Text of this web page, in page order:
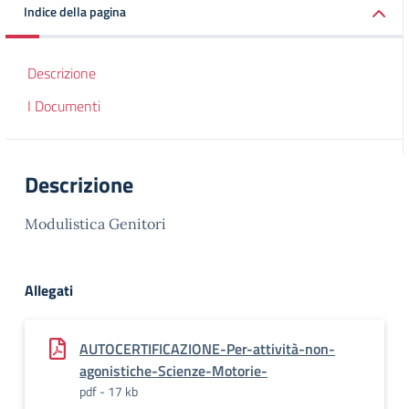
Indice della pagina
Descrizione
I Documenti
Descrizione
Modulistica Genitori
Allegati
AUTOCERTIFICAZIONE-Per-attività-non-
agonistiche-Scienze-Motorie-
pdf - 17 kb